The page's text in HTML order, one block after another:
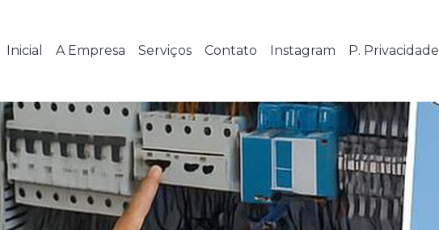
Inicial A Empresa Serviços Contato Instagram P. Privacidade